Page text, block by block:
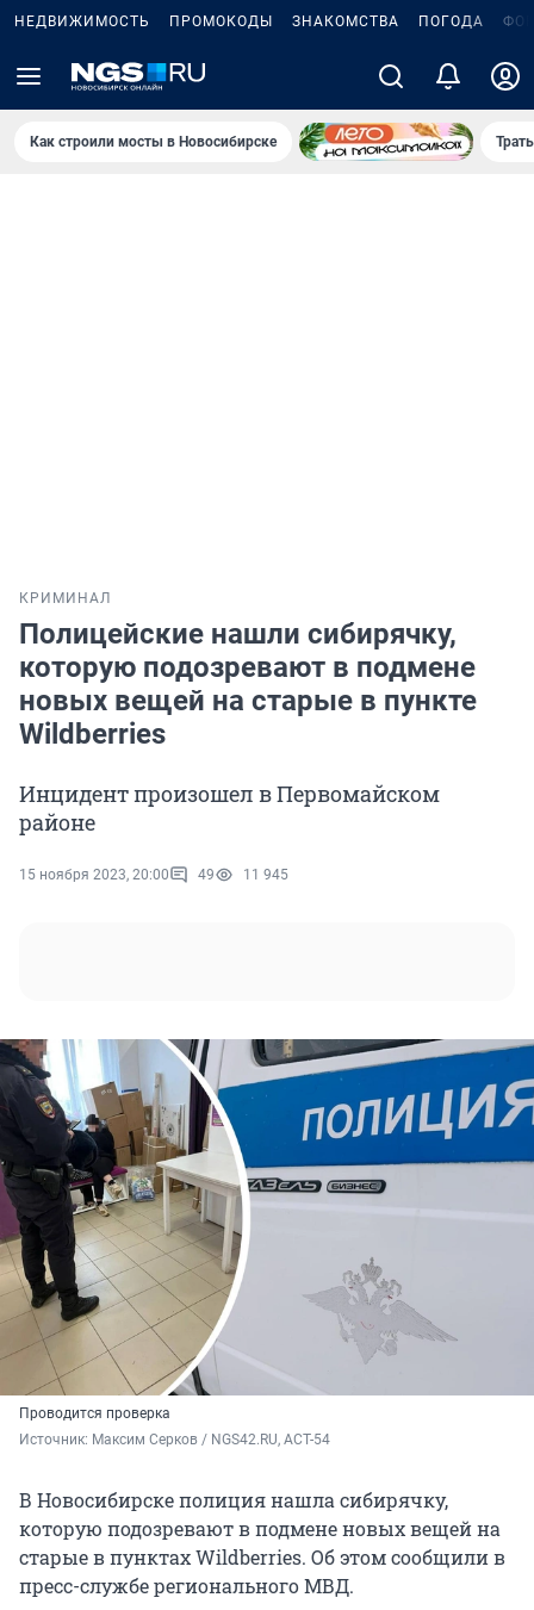
НЕДВИЖИМОСТЬ ПРОМОКОДЫ ЗНАКОМСТВА ПОГОДА
Как строили мосты в Новосибирске
КРИМИНАЛ
Полицейские нашли сибирячку,
которую подозревают в подмене
новых вещей на старые в пункте
Wildberries
Инцидент произошел в Первомайском
районе
15 ноября 2023, 20:00 49 11 945
Проводится проверка
Источник: Максим Серков / NGS42.RU, АСТ-54
В Новосибирске полиция нашла сибирячку,
которую подозревают в подмене новых вещей на
старые в пунктах Wildberries. Об этом сообщили в
пресс-службе регионального МВД.